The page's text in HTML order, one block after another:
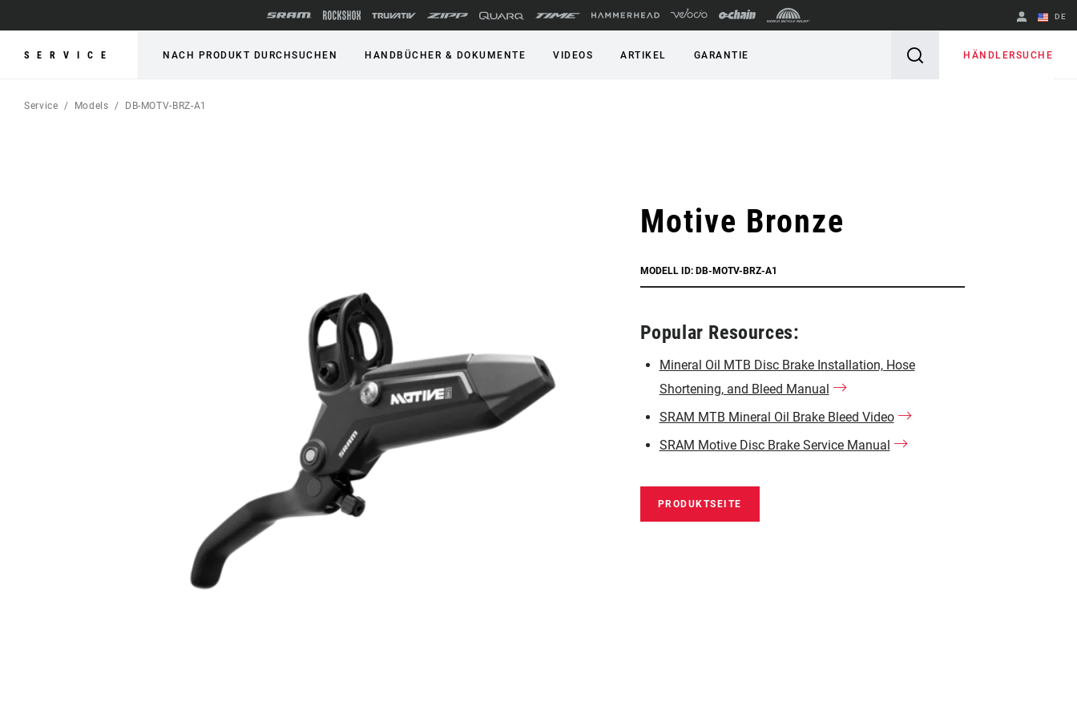
DE
Englisch
SERVICE NACH PRODUKT DURCHSUCHEN HANDBÜCHER & DOKUMENTE VIDEOS ARTIKEL GARANTIE HÄNDLERSUCHE
Service Models DB-MOTV-BRZ-A1
Motive Bronze
MODELL ID: DB-MOTV-BRZ-A1
Popular Resources:
Mineral Oil MTB Disc Brake Installation, Hose
Shortening, and Bleed Manual
SRAM MTB Mineral Oil Brake Bleed Video
SRAM Motive Disc Brake Service Manual
PRODUKTSEITE